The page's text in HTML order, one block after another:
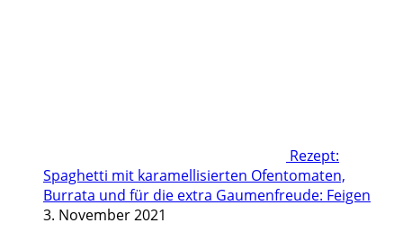
Rezept:
Spaghetti mit karamellisierten Ofentomaten,
Burrata und für die extra Gaumenfreude: Feigen
3. November 2021